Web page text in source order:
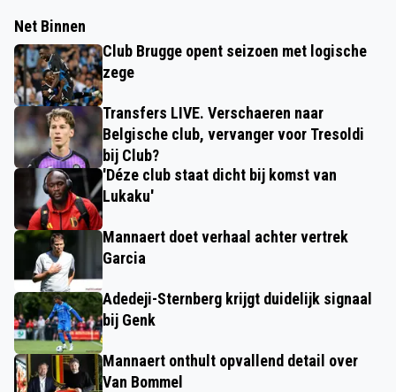
Net Binnen
Club Brugge opent seizoen met logische
zege
Transfers LIVE. Verschaeren naar
Belgische club, vervanger voor Tresoldi
bij Club?
'Déze club staat dicht bij komst van
Lukaku'
Mannaert doet verhaal achter vertrek
Garcia
Adedeji-Sternberg krijgt duidelijk signaal
bij Genk
Mannaert onthult opvallend detail over
Van Bommel